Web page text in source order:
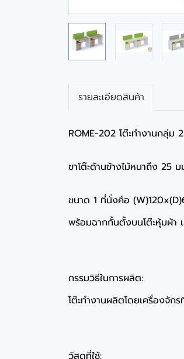
รายละเอียดสินค้า
ROME-202 โต๊ะทำงานกลุ่
ขาโต๊ะด้านข้างไม้หนาถึง 25
ขนาด 1 ที่นั่งคือ
พร้อมฉากกั้นตั้งบนโต๊ะหุ้มผ้า
กรรมวิธีในการผลิต:
โต๊ะทำงานผลิตโดยเครื่องจัก
วัสดุที่ใช้: